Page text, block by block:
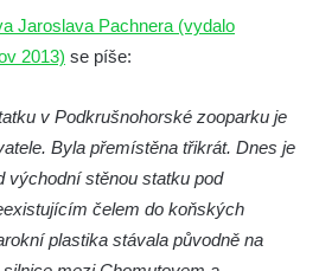
Budějovicích
Husově třídě v
Na
v Českých
Jaroslava Pachnera (vydalo
2013) se píše:
v Podkrušnohorské zooparku je
Byla přemístěna třikrát. Dnes je
východní stěnou statku pod
čelem do koňských
plastika stávala původně na